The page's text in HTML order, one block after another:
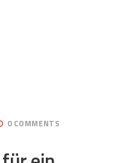
0 COMMENTS